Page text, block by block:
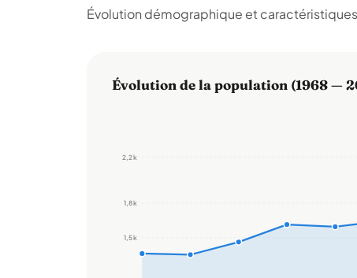
Évolution démographique et
Évolution de la population (1968 —
1,5 k
1,8 k
2,2 k